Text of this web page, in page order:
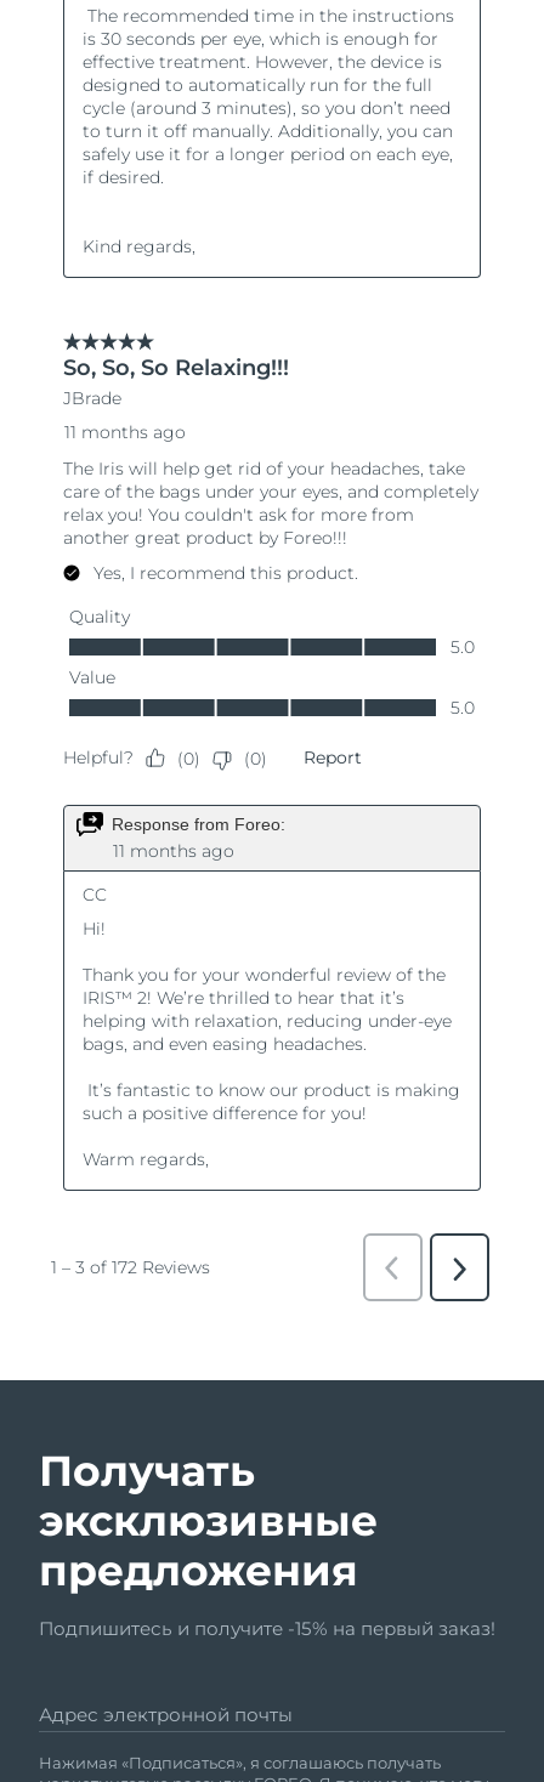
Получать
эксклюзивные
предложения
Подпишитесь и получите -15% на первый заказ!
Адрес электронной почты
Нажимая «Подписаться», я соглашаюсь получать